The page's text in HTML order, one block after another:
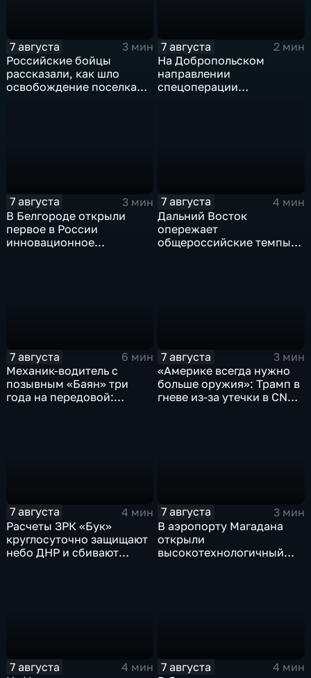
7 августа
3 мин
Российские бойцы
рассказали, как шло
освобождение поселка
7 августа
2 мин
На Добропольском
направлении
спецоперации
7 августа
3 мин
В Белгороде открыли
первое в России
инновационное
7 августа
4 мин
Дальний Восток
опережает
общероссийские темпы
7 августа
6 мин
Механик-водитель с
позывным «Баян» три
года на передовой:
7 августа
3 мин
«Америке всегда нужно
больше оружия»: Трамп в
гневе из-за утечки в CNN
7 августа
4 мин
Расчеты ЗРК «Бук»
круглосуточно защищают
небо ДНР и сбивают
7 августа
3 мин
В аэропорту Магадана
открыли
высокотехнологичный
7 августа
4 мин
7 августа
4 мин